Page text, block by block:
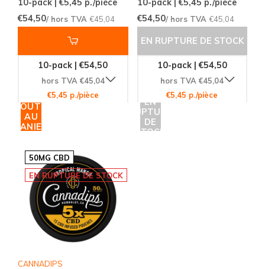
10-pack | €5,45 p./pièce
€54,50/ hors TVA €45,04
10-pack | €54,50
hors TVA €45,04
€5,45 p./pièce
AJOUTER
AU
PANIER
10-pack | €5,45 p./pièce
€54,50/ hors TVA €45,04
EN RUPTURE DE STOCK
10-pack | €54,50
hors TVA €45,04
€5,45 p./pièce
EN
RUPTURE
DE
STOCK
50MG CBD
EN RUPTURE DE STOCK
CANNADIPS